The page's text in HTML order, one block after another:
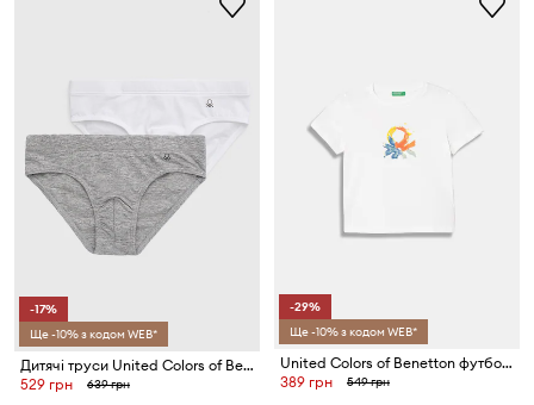
-17%
Ще -10% з кодом WEB*
Дитячі труси United Colors of Benetton 2-pack
529 грн
639 грн
-29%
Ще -10% з кодом WEB*
United Colors of Benetton футболка дитяча з бавовною
389 грн
549 грн